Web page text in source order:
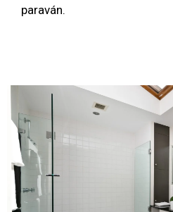
paraván.